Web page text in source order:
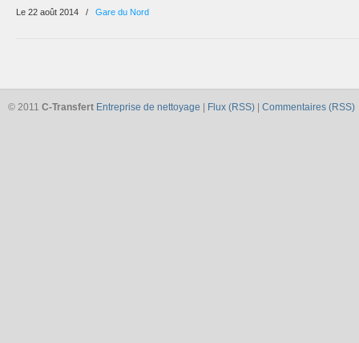
Le 22 août 2014 / Gare du Nord
© 2011 C-Transfert Entreprise de nettoyage Flux (RSS) Commentaires (RSS)